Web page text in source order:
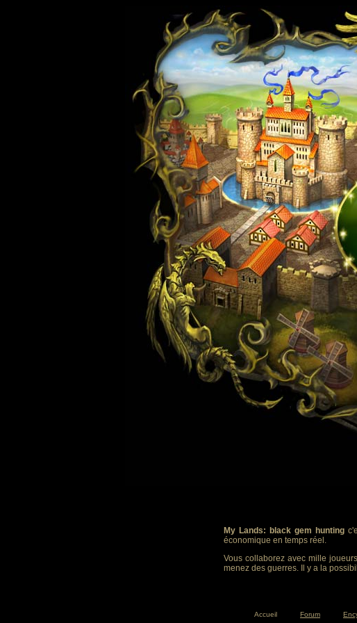
My Lands: black gem hunting
économique en temps réel.
Vous collaborez avec mille
menez des guerres. Il y a la
Accueil Forum